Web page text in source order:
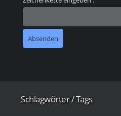
Schlagwörter / Tags